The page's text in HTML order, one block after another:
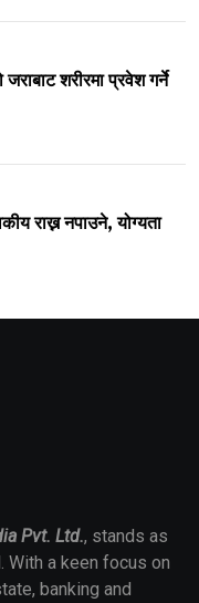
शरीरमा प्रवेश गर्ने
राख्न नपाउने, योग्यता
Pvt. Ltd., stands as
With a keen focus on
banking and